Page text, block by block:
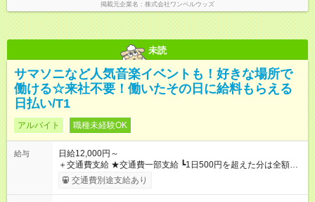
掲載元企業名 株式会社ワンベルウッズ
未読
サマソニなど人気音楽イベントも！好きな場所で
働ける☆来社不要！働いたその日に給料もらえる
日払い/T1
アルバイト 職種未経験OK
給与
日給12,000円～
＋交通費支給 ★交通費一部支給 ┗1日500円を超えた分は全額支
給！ ※往復500円以内の方は自己負担となります ★日払いOK！
（規定あり） ┗働いたその日に現金GET♪ お仕事後はコンビニ
交通費別途支給あり